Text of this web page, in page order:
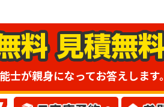
が親身になってお答えします。